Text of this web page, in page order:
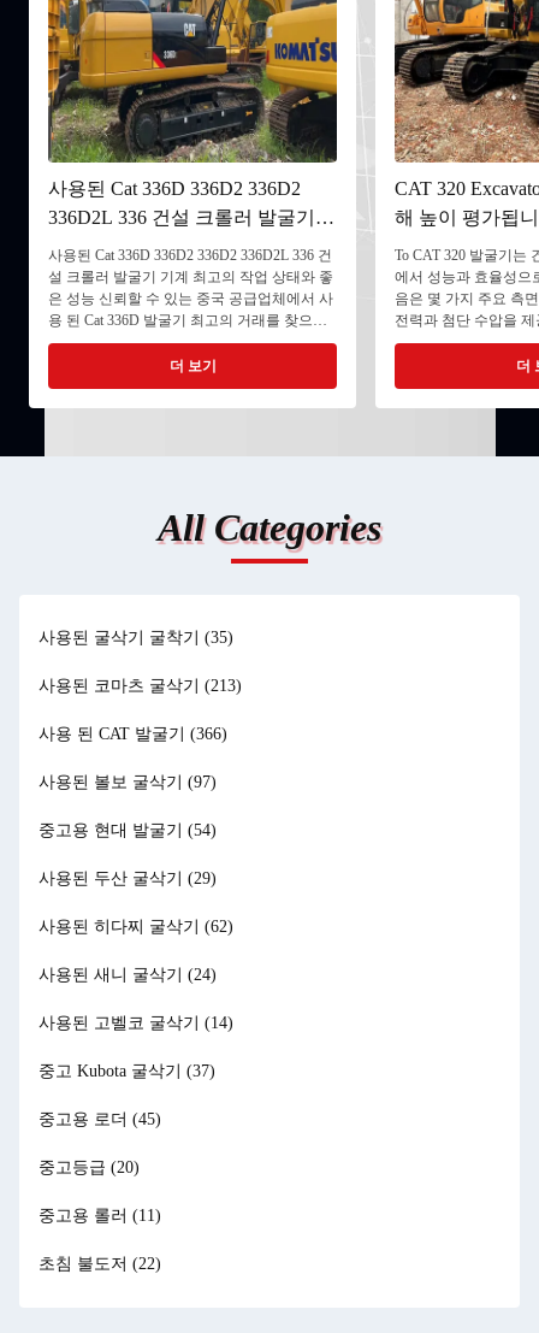
사용된 Cat 336D 336D2 336D2
336D2L 336 건설 크롤러 발굴기
기계 최고의 작업 상태와 좋은 성
능
사용된 Cat 336D 336D2 336D2 336D2L 336 건
설 크롤러 발굴기 기계 최고의 작업 상태와 좋
은 성능 신뢰할 수 있는 중국 공급업체에서 사
용 된 Cat 336D 발굴기 최고의 거래를 찾으십
시오. 우리의 기계는 훌륭한 작동 상태이며 뛰
어난 성능을 제공합니다.신뢰성 있는 Used Cat
336D 발굴기를 구입하여 건설 프로젝트를 향
상시키십시오.. ...
더 보기
CAT 320
해 높이 평가됩
To CAT 320 발굴기는
에서 성능과 효율성으
음은 몇 가지 주요 측
전력과 첨단 수압을
운 작업을 처리 할 수
연료 효율성을 높이
영 비용을 줄이는 데
업 현장의 정확성과
더
All Categories
사용된 굴삭기 굴착기 (35)
사용된 코마츠 굴삭기 (213)
사용 된 CAT 발굴기 (366)
사용된 볼보 굴삭기 (97)
중고용 현대 발굴기 (54)
사용된 두산 굴삭기 (29)
사용된 히다찌 굴삭기 (62)
사용된 새니 굴삭기 (24)
사용된 고벨코 굴삭기 (14)
중고 Kubota 굴삭기 (37)
중고용 로더 (45)
중고등급 (20)
중고용 롤러 (11)
초침 불도저 (22)